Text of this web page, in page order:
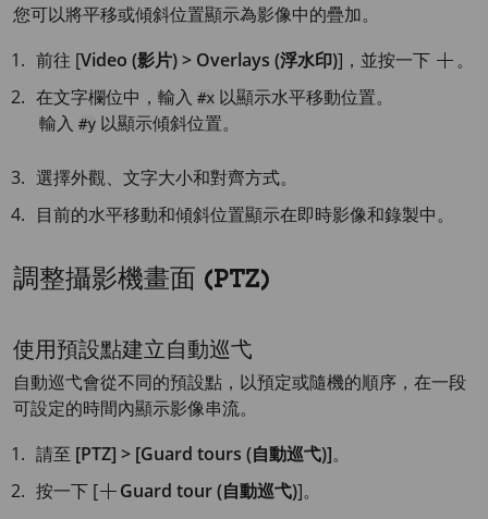
您可以將平移或傾斜位置顯示為影像中的疊加。
前往 [Video (影片) > Overlays (浮水印)]，並按一下
。
在文字欄位中，輸入#x 以顯示水平移動位置。
輸入 #y 以顯示傾斜位置。
選擇外觀、文字大小和對齊方式。
目前的水平移動和傾斜位置顯示在即時影像和錄製中。
調整攝影機畫面 (PTZ)
使用預設點建立自動巡弋
自動巡弋會從不同的預設點，以預定或隨機的順序，在一段
可設定的時間內顯示影像串流。
請至 [PTZ] > [Guard tours (自動巡弋)]。
按一下 [
Guard tour (自動巡弋)]。